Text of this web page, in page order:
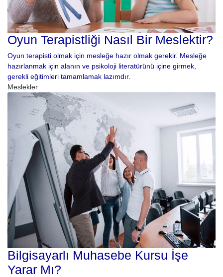
Oyun Terapistliği Nasıl Bir Meslektir?
Oyun terapisti olmak için mesleğe hazır olmak gerekir. Mesleğe
hazırlanmak için alanın ve psikoloji literatürünü içine girmek,
gerekli eğitimleri tamamlamak lazımdır.
Meslekler
Bilgisayarlı Muhasebe Kursu İşe
Yarar Mı?